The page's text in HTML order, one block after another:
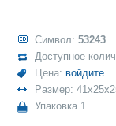
Символ:53243
Доступное
Цена: войдите
Размер:
Упаковка 1